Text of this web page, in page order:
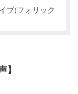
ブ(フォリック
】